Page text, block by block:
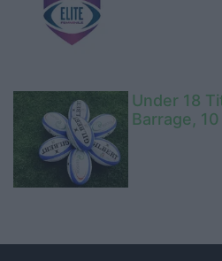
Under 18
Barrage,